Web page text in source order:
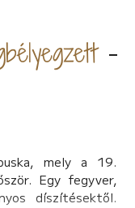
mely a 19.
Egy fegyver,
díszítésektől.